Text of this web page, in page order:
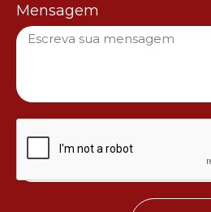
Mensagem